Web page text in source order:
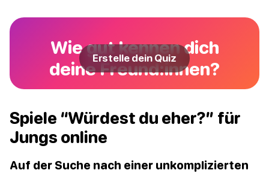
Wie gut kennen dich
deine Freund:innen?
Erstelle dein Quiz
Spiele “Würdest du eher?” für
Jungs online
Auf der Suche nach einer unkomplizierten